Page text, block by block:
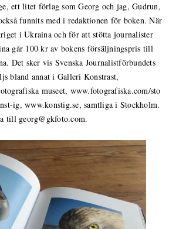
ett litet förlag som Georg och jag, Gudrun,
funnits med i redaktionen för boken. När
i Ukraina och för att stötta journalister
går 100 kr av bokens försäljningspris till
Det sker vis Svenska Journalistförbundets
bland annat i Galleri Konstrast,
museet, www.fotografiska.com/sto
ig, www.konstig.se, samtliga i Stockholm.
till georg@gkfoto.com.